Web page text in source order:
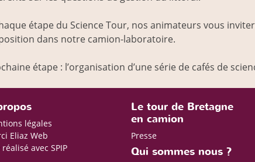
étape du Science Tour, nos animateurs vous
dans notre camion-laboratoire.
étape : l’organisation d’une série de cafés de
légales
Eliaz Web
avec SPIP
Le tour de Bretagne
en camion
Presse
Qui sommes nous ?